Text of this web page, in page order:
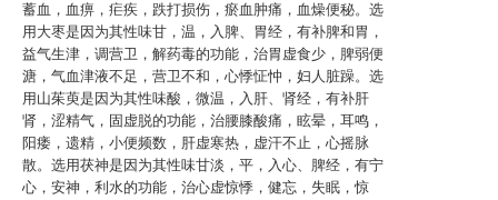
蓄血，血痹，疟疾，跌打损伤，瘀血肿痛，血燥便秘。选
用大枣是因为其性味甘，温，入脾、胃经，有补脾和胃，
益气生津，调营卫，解药毒的功能，治胃虚食少，脾弱便
溏，气血津液不足，营卫不和，心悸怔忡，妇人脏躁。选
用山茱萸是因为其性味酸，微温，入肝、肾经，有补肝
肾，涩精气，固虚脱的功能，治腰膝酸痛，眩晕，耳鸣，
阳痿，遗精，小便频数，肝虚寒热，虚汗不止，心摇脉
散。选用茯神是因为其性味甘淡，平，入心、脾经，有宁
心，安神，利水的功能，治心虚惊悸，健忘，失眠，惊